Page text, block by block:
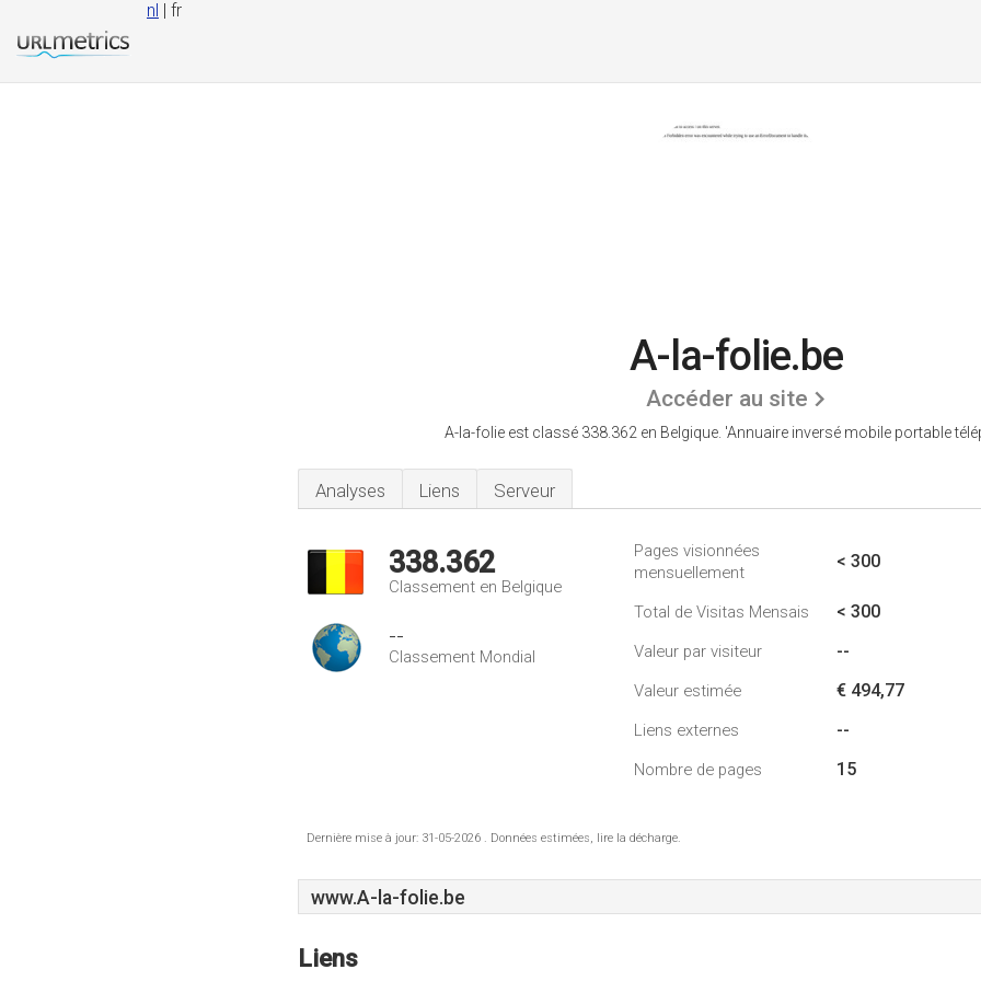
nl | fr
A-la-folie.be
Accéder au site
A-la-folie est classé 338.362 en Belgique. 'Annuaire inversé mobile portable
Analyses Liens Serveur
338.362
Classement en Belgique
--
Classement Mondial
Pages visionnées
mensuellement
< 300
Total de Visitas Mensais < 300
Valeur par visiteur --
Valeur estimée € 494,77
Liens externes --
Nombre de pages 15
Dernière mise à jour: 31-05-2026 . Données estimées, lire la décharge.
www.A-la-folie.be
Liens